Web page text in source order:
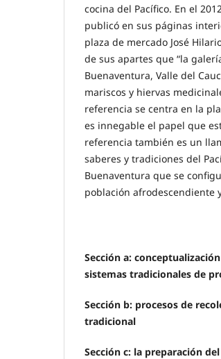
cocina del Pacífico. En el
publicó en sus páginas
plaza de mercado José
de sus apartes que “la
Buenaventura, Valle del
mariscos y hiervas
referencia se centra en la
es innegable el papel que
referencia también es un
saberes y tradiciones del
Buenaventura que se
población afrodescendiente
Sección a:
sistemas tradicionales de
Sección b: procesos de
tradicional
Sección c: la preparación